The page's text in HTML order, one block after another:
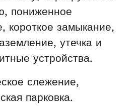
пониженное
короткое замыкание,
утечка и
устройства.
слежение,
парковка.